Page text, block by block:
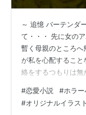
～ 追憶 バーテンダ
て・・・ 先に女の
暫く母親のところ
が私を心配するこ
絡をするつもりは無
た女は・・・ 私が
れが当たり前で在る
#恋愛小説 #ホラ
#オリジナルイラスト